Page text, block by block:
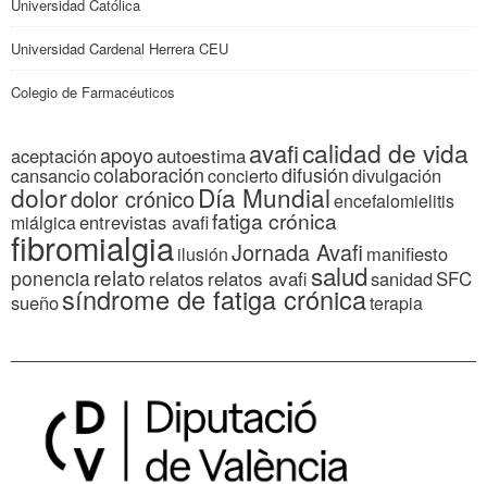
Universidad Católica
Universidad Cardenal Herrera CEU
Colegio de Farmacéuticos
aceptaciónapoyoautoestimaavaficalidad de vida
cansanciocolaboraciónconciertodifusióndivulgación
dolordolor crónicoDía Mundialencefalomielitis
miálgicaentrevistas avafifatiga crónica
fibromialgiailusiónJornada Avafi manifiesto
ponenciarelato relatos relatos avafisaludsanidadSFC
sueñosíndrome de fatiga crónicaterapia